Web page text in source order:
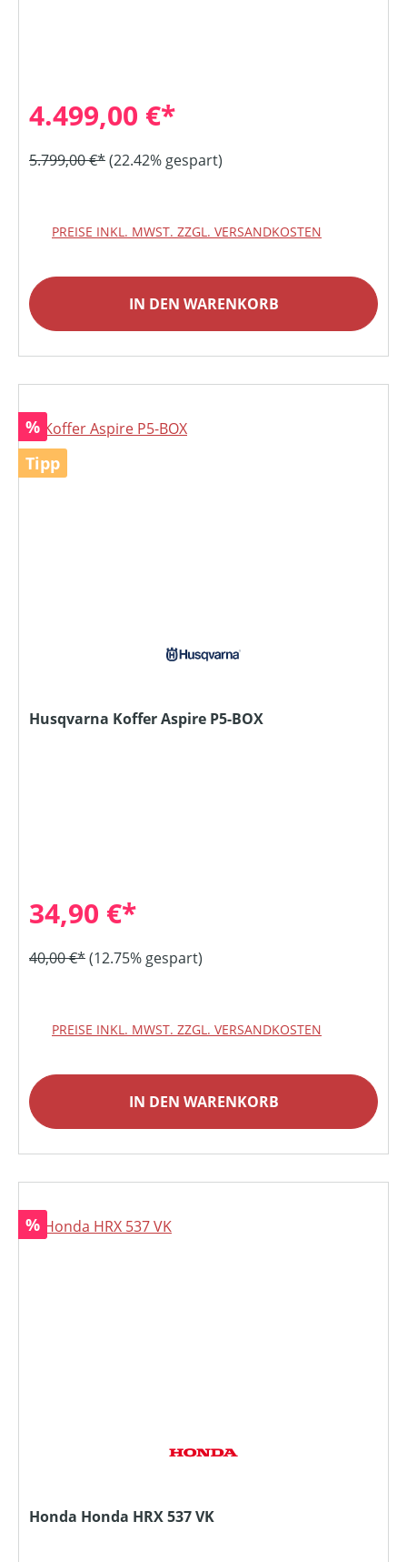
4.499,00 €*
5.799,00 €*(22.42% gespart)
PREISE INKL. MWST. ZZGL. VERSANDKOSTEN
IN DEN WARENKORB
Rabatt
%
Tipp
Husqvarna Koffer Aspire P5-BOX
34,90 €*
40,00 €*(12.75% gespart)
PREISE INKL. MWST. ZZGL. VERSANDKOSTEN
IN DEN WARENKORB
Rabatt
%
Honda Honda HRX 537 VK